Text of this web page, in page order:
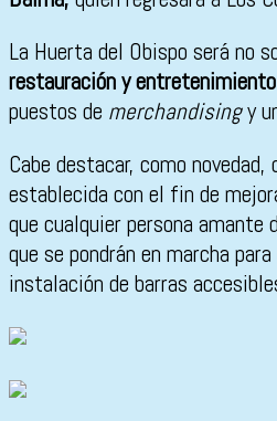
La Huerta del Obispo será no
restauración y entretenimiento
puestos de merchandisingy
Cabe destacar, como
establecida con el fin de
que cualquier persona
que se pondrán en marcha
instalación de barras